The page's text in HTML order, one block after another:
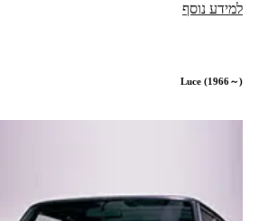
למידע נוסף
Luce (1966～)